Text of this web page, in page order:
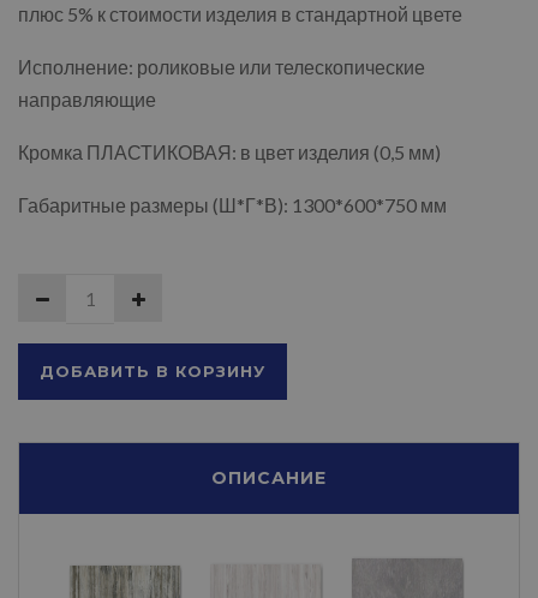
плюс 5% к стоимости изделия в стандартной цвете
Исполнение: роликовые или телескопические
направляющие
Кромка ПЛАСТИКОВАЯ: в цвет изделия (0,5 мм)
Габаритные размеры (Ш*Г*В): 1300*600*750 мм
ДОБАВИТЬ В КОРЗИНУ
ОПИСАНИЕ